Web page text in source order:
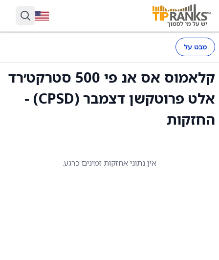
מבט על
קלאמוס אס אנ פי 500 סטרקט׳רד
אלט פרוטקשן דצמבר (CPSD) -
החזקות
אין נתוני אחזקות זמינים כרגע.